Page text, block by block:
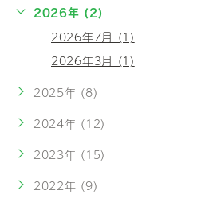
2026年 (2)
2026年7月 (1)
2026年3月 (1)
2025年 (8)
2024年 (12)
2023年 (15)
2022年 (9)